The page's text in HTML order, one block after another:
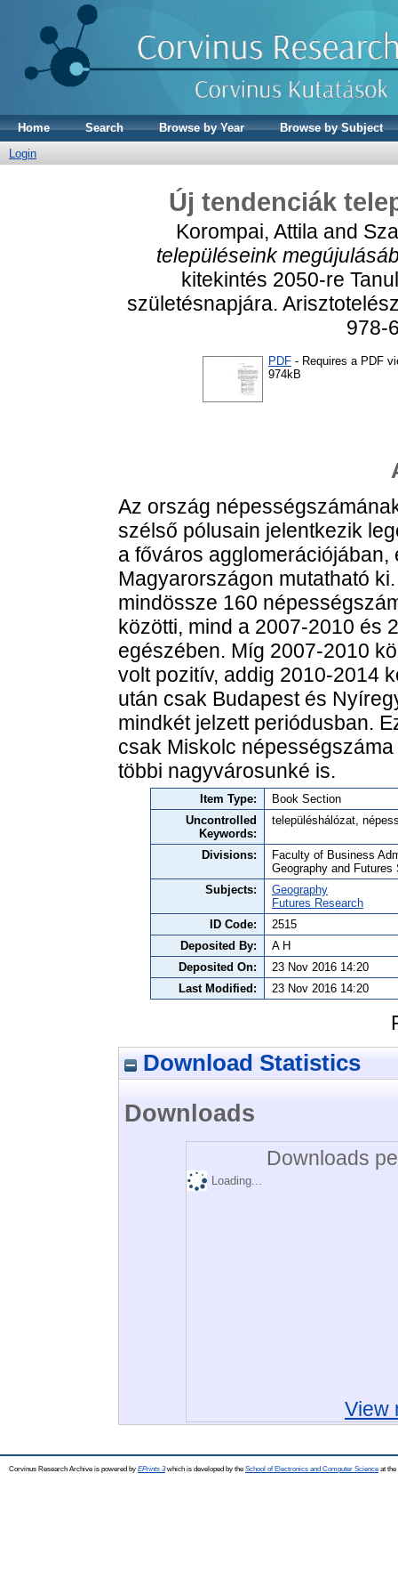
Home Search Browse by Year
Browse by Subject
Login
Új tendenciák
Korompai, Attilaand
településeink
kitekintés 2050-re
születésnapjára.
978-
PDF - Requires a PDF
974kB
Az ország
szélső pólusain jelentkezik
a főváros
Magyarországon mutatható
mindössze 160
közötti, mind a 2007-2010 és
egészében. Míg 2007-2010
volt pozitív, addig 2010-2014
után csak Budapest és
mindkét jelzett periódusban.
csak Miskolc
többi nagyvárosunké is.
Item Type:
Book Section
Uncontrolled
Keywords:
településhálózat,
Divisions:
Faculty of Business
Geography and Futures
Subjects:
Geography
Futures Research
ID Code:
2515
Deposited By:
A H
Deposited On:
23 Nov 2016 14:20
Last Modified:
23 Nov 2016 14:20
Download Statistics
Downloads
Downloads
Loading...
View
Corvinus Research Archive is powered by EPrints 3which is developed by the School of Electronics and Computer Science at